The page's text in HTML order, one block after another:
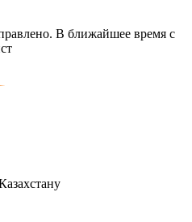
В ближайшее время с